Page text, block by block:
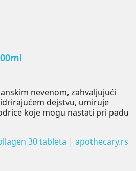
nevenom, zahvaljujući
dejstvu, umiruje
koje mogu nastati pri padu